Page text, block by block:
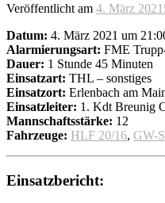
Veröffentlicht am 4. März 2021
Datum: 4. März 2021 um
Alarmierungsart: FME
Dauer: 1 Stunde 45 Minuten
Einsatzart: THL – sonstiges
Einsatzort: Erlenbach am
Einsatzleiter: 1. Kdt Breunig
Mannschaftsstärke: 12
Fahrzeuge: HLF 20/16, GW-S
Einsatzbericht: